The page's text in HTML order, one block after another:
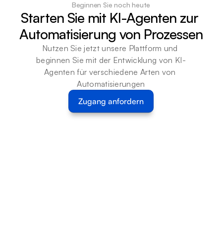
Beginnen Sie noch heute
Starten Sie mit KI-Agenten zur
Automatisierung von Prozessen
Nutzen Sie jetzt unsere Plattform und
beginnen Sie mit der Entwicklung von KI-
Agenten für verschiedene Arten von
Automatisierungen
Zugang anfordern